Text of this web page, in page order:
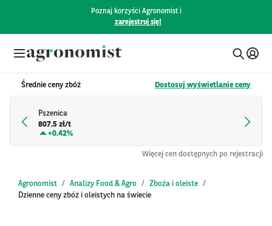
Poznaj korzyści Agronomist i
zarejestruj się!
Średnie ceny zbóż Dostosuj wyświetlanie ceny
Pszenica
807.5 zł/t
+0.42%
Więcej cen dostępnych po rejestracji
Agronomist Analizy Food & Agro
Zboża i oleiste
Dzienne ceny zbóż i oleistych na świecie